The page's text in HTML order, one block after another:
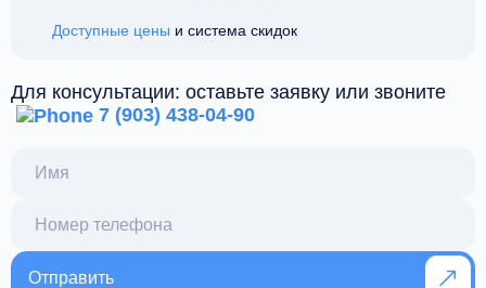
Доступные цены и система скидок
Для консультации: оставьте заявку или звоните
7 (903) 438-04-90
Отправить